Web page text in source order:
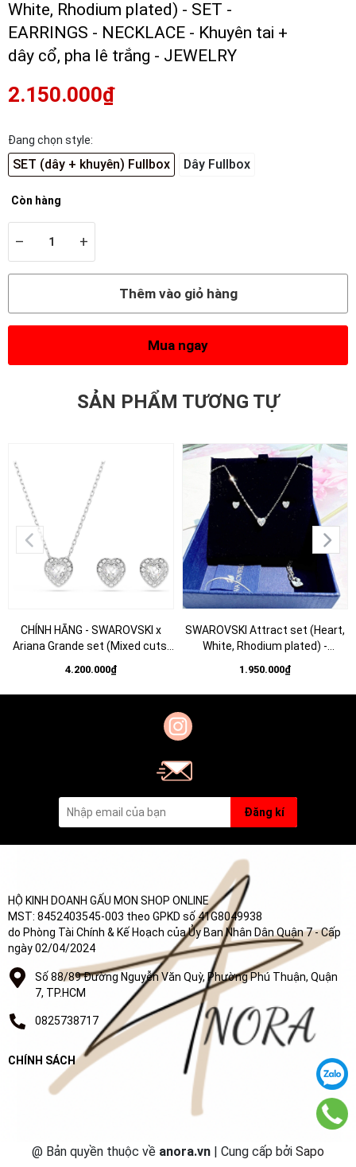
White, Rhodium plated) - SET -
EARRINGS - NECKLACE - Khuyên tai +
dây cổ, pha lê trắng - JEWELRY
2.150.000₫
Đang chọn style:
SET (dây + khuyên) Fullbox Dây Fullbox
Còn hàng
– +
Thêm vào giỏ hàng
Mua ngay
SẢN PHẨM TƯƠNG TỰ
CHÍNH HÃNG - SWAROVSKI x
Ariana Grande set (Mixed cuts,
SET - EARRINGS - NECKLACE -
Khuyên tai + dây cổ, pha lê trắng,
4.200.000₫
SWAROVSKI Attract set (Heart,
White, Rhodium plated) -
tai + dây cổ hình tim -
SWAROVSKI - JEWELRY
1.950.000₫
Đăng kí
HỘ KINH DOANH GẤU MON SHOP ONLINE
MST: 8452403545-003 theo GPKD số 41G8049938
do Phòng Tài Chính & Kế Hoạch của Ủy Ban Nhân Dân Quận 7 - Cấp
ngày 02/04/2024
Số 88/89 Đường Nguyễn Văn Quỳ, Phường Phú Thuận, Quận
7, TP.HCM
0825738717
CHÍNH SÁCH
@ Bản quyền thuộc về anora.vn | Cung cấp bởi Sapo